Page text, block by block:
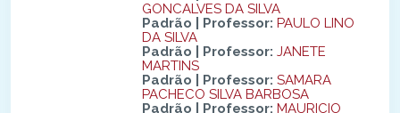
GONCALVES DA SILVA
Padrão | Professor: PAULO LINO
DA SILVA
Padrão | Professor: JANETE
MARTINS
Padrão | Professor: SAMARA
PACHECO SILVA BARBOSA
Padrão | Professor: MAURICIO